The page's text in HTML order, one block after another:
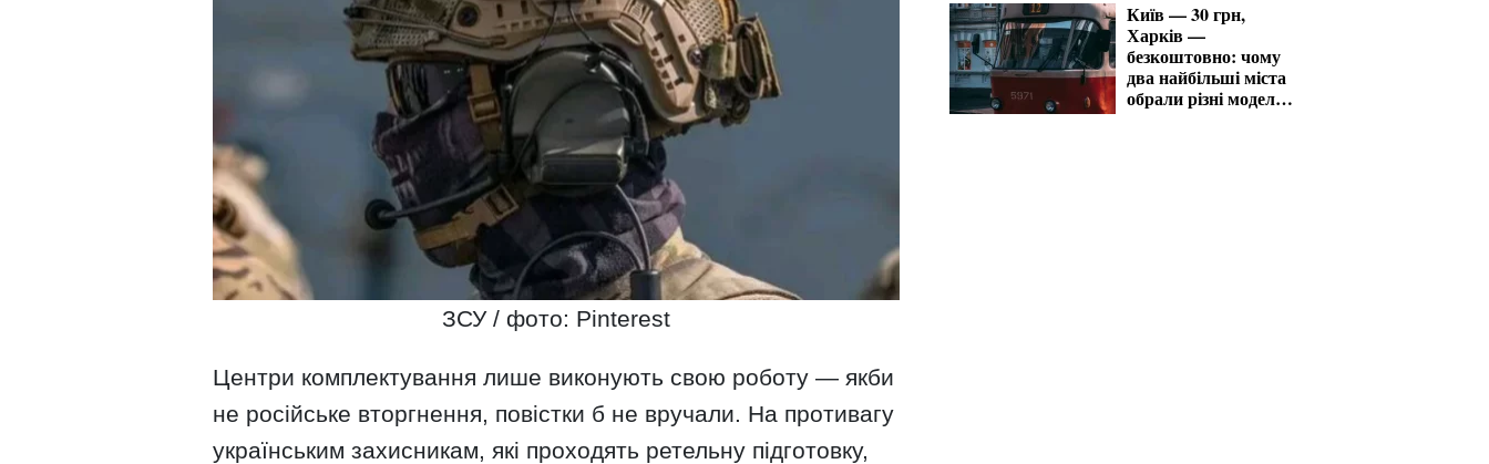
ЗСУ / фото: Pinterest
Центри комплектування лише виконують свою роботу — якби
не російське вторгнення, повістки б не вручали. На противагу
українським захисникам, які проходять ретельну підготовку,
Київ — 30 грн,
Харків —
безкоштовно: чому
два найбільші міста
обрали різні моделі